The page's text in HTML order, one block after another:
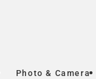
Photo & Camera